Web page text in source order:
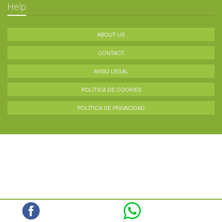
Help
ABOUT US
CONTACT
AVISO LEGAL
POLÍTICA DE COOKIES
POLÍTICA DE PRIVACIDAD